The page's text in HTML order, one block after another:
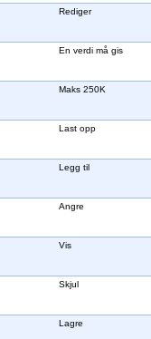
Rediger
En verdi må gis
Maks 250K
Last opp
Legg til
Angre
Vis
Skjul
Lagre